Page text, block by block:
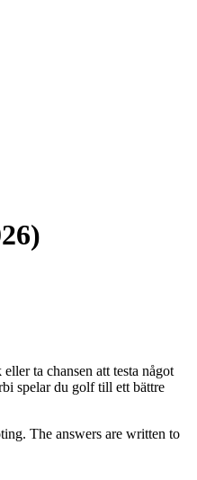
ta chansen att testa något
spelar du golf till ett bättre
The answers are written to